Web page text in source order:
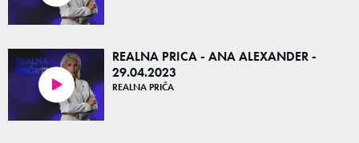
REALNA PRICA - ANA ALEXANDER -
29.04.2023
REALNA PRIČA